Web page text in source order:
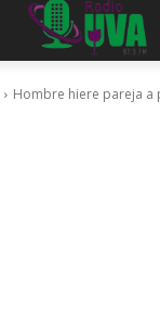
Hombre hiere pareja a